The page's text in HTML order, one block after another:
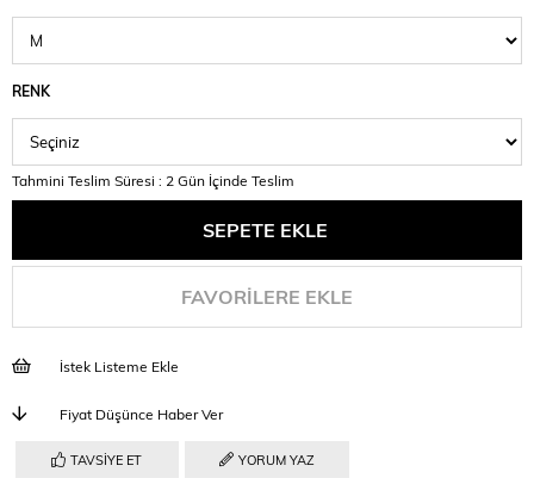
RENK
Tahmini Teslim Süresi : 2 Gün İçinde Teslim
FAVORILERE EKLE
İstek Listeme Ekle
Fiyat Düşünce Haber Ver
TAVSIYE ET YORUM YAZ